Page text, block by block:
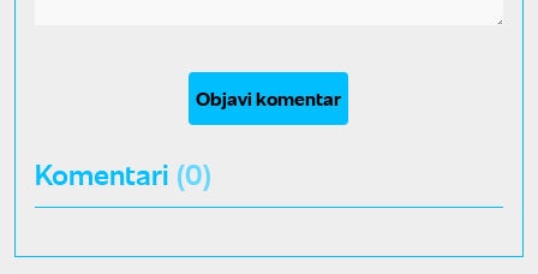
Objavi komentar
Komentari (0)